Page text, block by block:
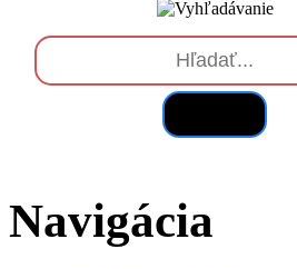
Navigácia